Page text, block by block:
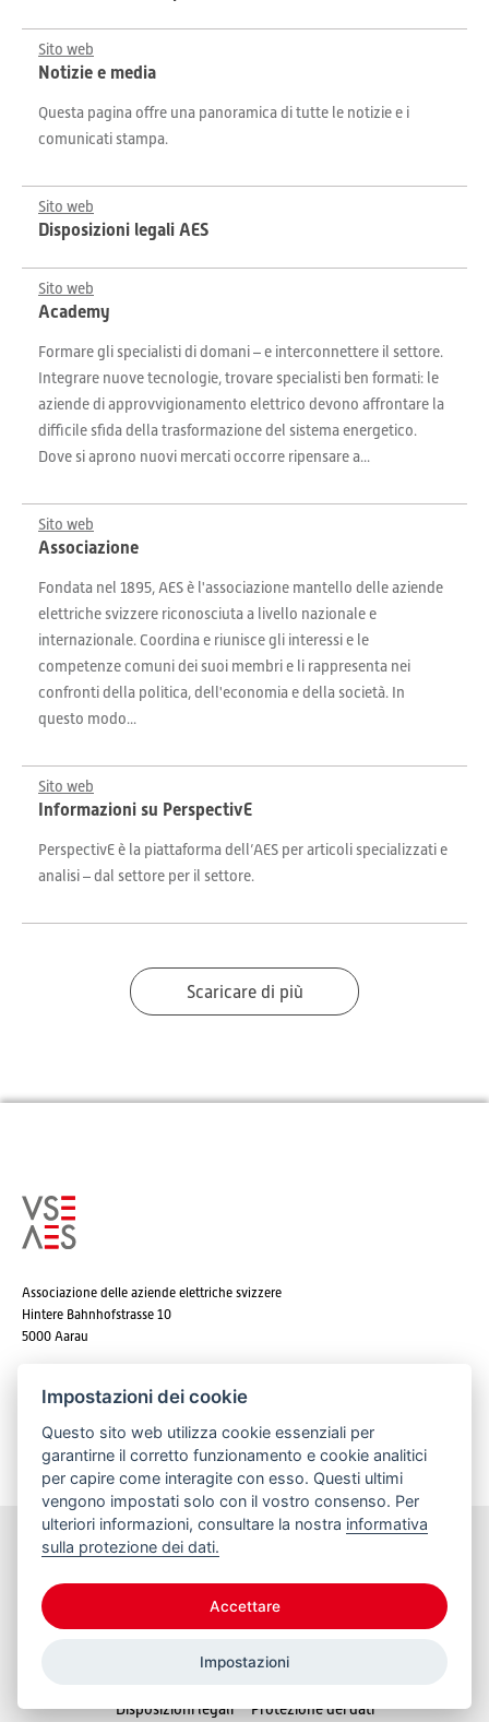
Sito web
Notizie e media
Questa pagina offre una panoramica di tutte le notizie e i
comunicati stampa.
Sito web
Disposizioni legali AES
Sito web
Academy
Formare gli specialisti di domani – e interconnettere il settore.
Integrare nuove tecnologie, trovare specialisti ben formati: le
aziende di approvvigionamento elettrico devono affrontare la
difficile sfida della trasformazione del sistema energetico.
Dove si aprono nuovi mercati occorre ripensare a...
Sito web
Associazione
Fondata nel 1895, AES è l'associazione mantello delle aziende
elettriche svizzere riconosciuta a livello nazionale e
internazionale. Coordina e riunisce gli interessi e le
competenze comuni dei suoi membri e li rappresenta nei
confronti della politica, dell'economia e della società. In
questo modo...
Sito web
Informazioni su PerspectivE
PerspectivE è la piattaforma dell’AES per articoli specializzati e
analisi – dal settore per il settore.
Scaricare di più
Associazione delle aziende elettriche svizzere
Hintere Bahnhofstrasse 10
5000 Aarau
E-mail: info@strom.ch
Rimanere informato
© 2026 VSE
Disposizioni legali
Protezione dei dati
Impostazioni dei cookie
Questo sito web utilizza cookie essenziali per
garantirne il corretto funzionamento e cookie analitici
per capire come interagite con esso. Questi ultimi
vengono impostati solo con il vostro consenso. Per
ulteriori informazioni, consultare la nostra informativa
sulla protezione dei dati.
Accettare
Impostazioni